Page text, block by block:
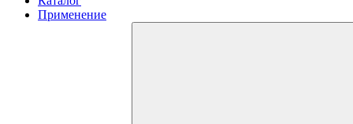
Применение